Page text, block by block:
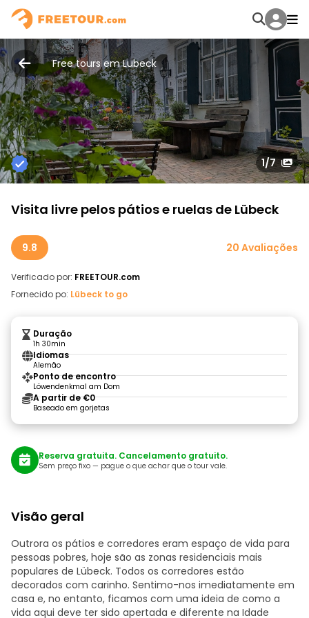
Free tours em Lubeck
1/7
Visita livre pelos pátios e ruelas de Lübeck
9.8 20 Avaliações
Verificado por: FREETOUR.com
Fornecido po: Lübeck to go
Duração
1h 30min
Idiomas
Alemão
Ponto de encontro
Löwendenkmal am Dom
A partir de €0
Baseado em gorjetas
Reserva gratuita. Cancelamento gratuito.
Sem preço fixo — pague o que achar que o tour vale.
Visão geral
Outrora os pátios e corredores eram espaço de vida para
pessoas pobres, hoje são as zonas residenciais mais
populares de Lübeck. Todos os corredores estão
decorados com carinho. Sentimo-nos imediatamente em
casa e, no entanto, ficamos com uma ideia de como a
vida aqui deve ter sido apertada e diferente na Idade